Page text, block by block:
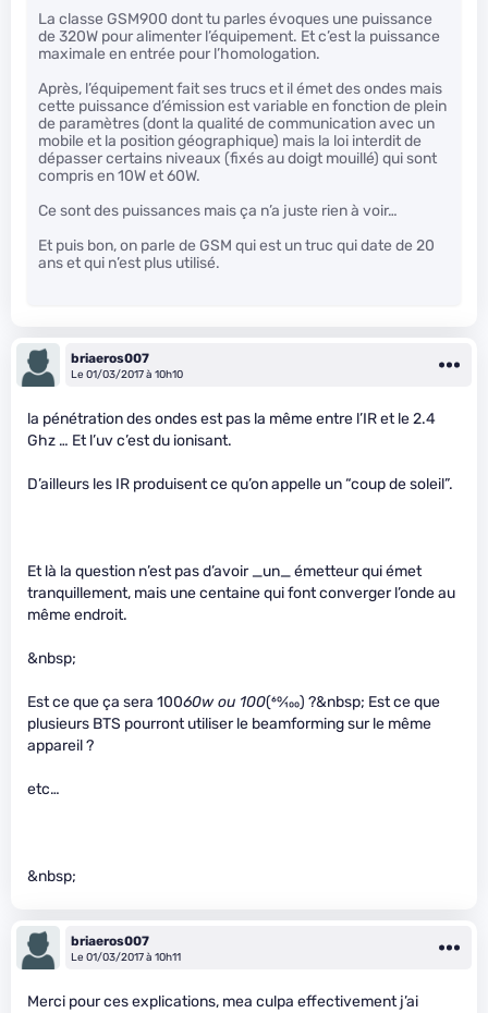
La classe GSM900 dont tu parles évoques une puissance
de 320W pour alimenter l’équipement. Et c’est la puissance
maximale en entrée pour l’homologation.
Après, l’équipement fait ses trucs et il émet des ondes mais
cette puissance d’émission est variable en fonction de plein
de paramètres (dont la qualité de communication avec un
mobile et la position géographique) mais la loi interdit de
dépasser certains niveaux (fixés au doigt mouillé) qui sont
compris en 10W et 60W.
Ce sont des puissances mais ça n’a juste rien à voir…
Et puis bon, on parle de GSM qui est un truc qui date de 20
ans et qui n’est plus utilisé.
briaeros007
Le 01/03/2017 à 10h10
la pénétration des ondes est pas la même entre l’IR et le 2.4
Ghz … Et l’uv c’est du ionisant.
D’ailleurs les IR produisent ce qu’on appelle un “coup de soleil”.
Et là la question n’est pas d’avoir _un_ émetteur qui émet
tranquillement, mais une centaine qui font converger l’onde au
même endroit.
&nbsp;
Est ce que ça sera 10060w ou 100(60⁄100) ?&nbsp; Est ce que
plusieurs BTS pourront utiliser le beamforming sur le même
appareil ?
etc…
&nbsp;
briaeros007
Le 01/03/2017 à 10h11
Merci pour ces explications, mea culpa effectivement j’ai